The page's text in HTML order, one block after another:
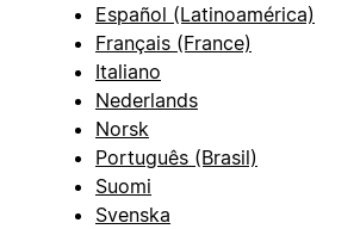
Español (Latinoamérica)
Français (France)
Italiano
Nederlands
Norsk
Português (Brasil)
Suomi
Svenska